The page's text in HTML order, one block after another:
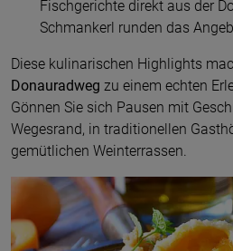
Fischgerichte direkt aus der
Schmankerl runden das
Diese kulinarischen Highlights
Donauradweg zu einem echten
Gönnen Sie sich Pausen mit
Wegesrand, in traditionellen
gemütlichen Weinterrassen.